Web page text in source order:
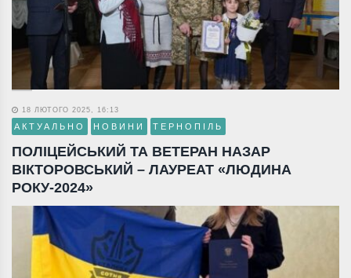
18 ЛЮТОГО 2025, 16:13
АКТУАЛЬНО НОВИНИ ТЕРНОПІЛЬ
ПОЛІЦЕЙСЬКИЙ ТА ВЕТЕРАН НАЗАР
ВІКТОРОВСЬКИЙ – ЛАУРЕАТ «ЛЮДИНА
РОКУ-2024»